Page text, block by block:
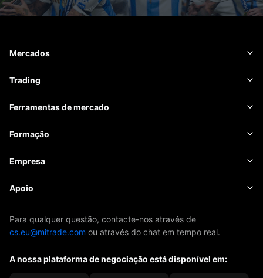
Mercados
Forex
Matérias-primas
Trading
Plataforma de negociação
Gestão de risco
Ferramentas de mercado
Calendário económico
Notícias
Formação
Noções básicas
EBook
Empresa
Sobre Mitrade
Os nossos prémios
Centro multimédia
Apoio
Centro de ajuda
PERGUNTAS FREQUENTES
Para qualquer questão, contacte-nos através de
cs.eu@mitrade.com ou através do chat em tempo real.
A nossa plataforma de negociação está disponível em: